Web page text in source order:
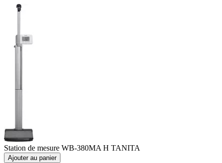
Station de mesure WB-380MA H TANITA
Ajouter au panier